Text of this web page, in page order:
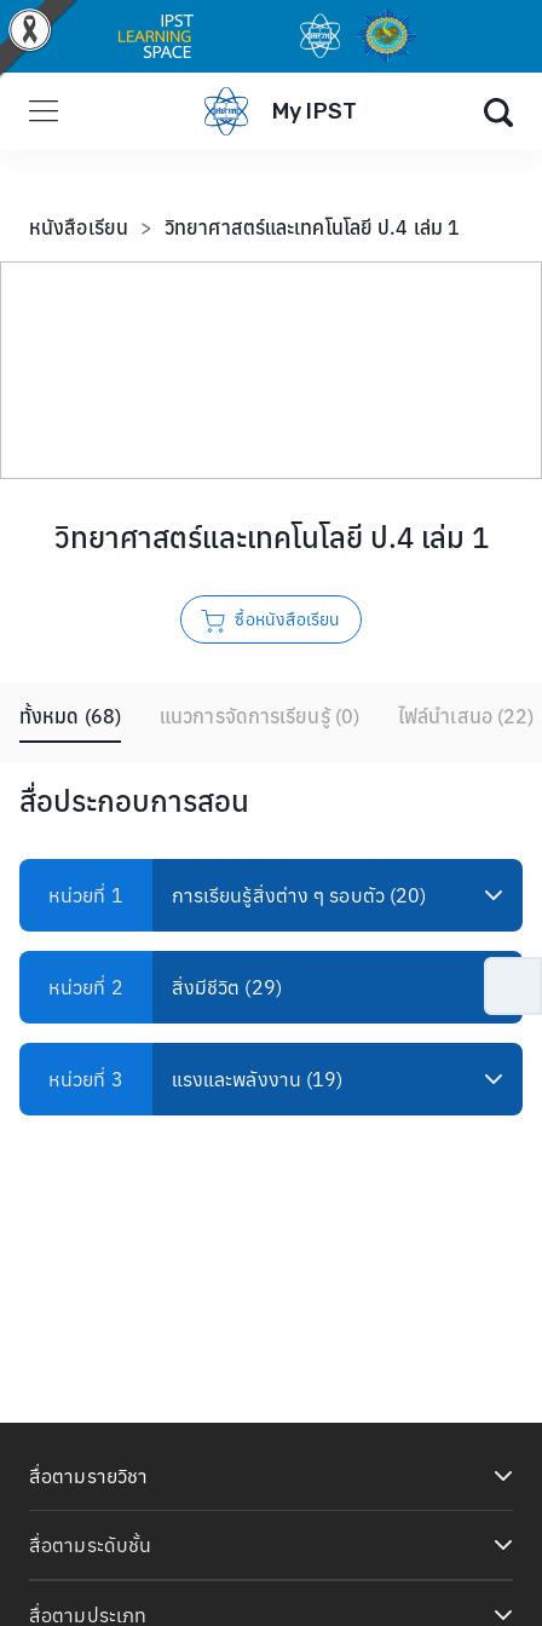
My IPST
หนังสือเรียน > วิทยาศาสตร์และเทคโนโลยี ป.4 เล่ม 1
วิทยาศาสตร์และเทคโนโลยี ป.4 เล่ม 1
ซื้อหนังสือเรียน
ทั้งหมด (68) แนวการจัดการเรียนรู้(0) ไฟล์นำเสนอ(22)
สื่อประกอบการสอน
หน่วยที่ 1 การเรียนรู้สิ่งต่าง ๆ รอบตัว (20)
หน่วยที่ 2 สิ่งมีชีวิต (29)
หน่วยที่ 3 แรงและพลังงาน (19)
สื่อตามรายวิชา
สื่อตามระดับชั้น
สื่อตามประเภท